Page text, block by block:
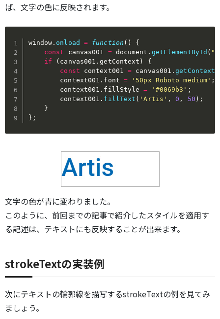
ば、文字の色に反映されます。
window . onload = function ( )
{
const canvas001 = document . getElementById (
if
( canvas001 .getContext )
{
const context001 = canvas001 .getContext
        context001
. font = '50px Roboto medium' ;
        context001
. fillStyle = '#0069b3' ;
        context001
. fillText ( 'Artis' , 0 , 50 ) ;
}
} ;
文字の色が青に変わりました。
このように、前回までの記事で紹介したスタイルを適用す
る記述は、テキストにも反映することが出来ます。
strokeTextの実装例
次にテキストの輪郭線を描写するstrokeTextの例を見てみ
ましょう。